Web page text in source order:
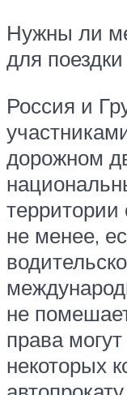
Нужны ли
для
Россия и
дорожном
территории
не менее,
не
права
некоторых